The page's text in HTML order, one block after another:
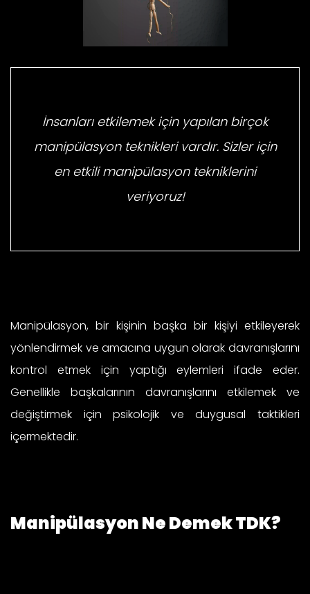
İnsanları etkilemek için yapılan birçok
manipülasyon teknikleri vardır. Sizler için
en etkili manipülasyon tekniklerini
veriyoruz!
Manipülasyon, bir kişinin başka bir kişiyi etkileyerek
yönlendirmek ve amacına uygun olarak davranışlarını
kontrol etmek için yaptığı eylemleri ifade eder.
Genellikle başkalarının davranışlarını etkilemek ve
değiştirmek için psikolojik ve duygusal taktikleri
içermektedir.
Manipülasyon Ne Demek TDK?